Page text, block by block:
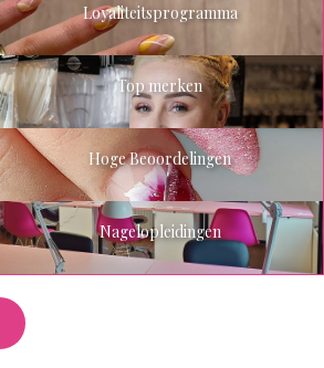
Loyaliteitsprogramma
Top merken
Hoge Beoordelingen
Nagelopleidingen